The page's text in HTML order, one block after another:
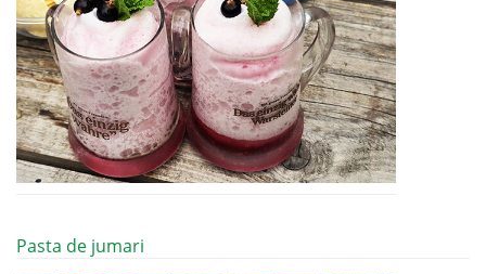
Pasta de jumari